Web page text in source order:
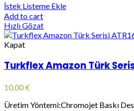
İstek Listeme Ekle
Add to cart
Hızlı Gözat
Kapat
Turkflex Amazon Türk
10,00€
Üretim Yöntemi:Chromojet Baskı